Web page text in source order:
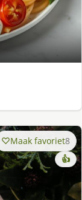
Maak favoriet8
👍